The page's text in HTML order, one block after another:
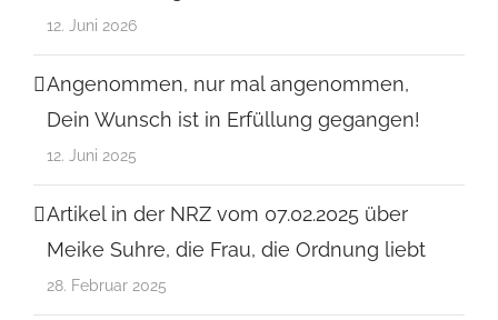
12. Juni 2026
Angenommen, nur mal angenommen,
Dein Wunsch ist in Erfüllung gegangen!
12. Juni 2025
Artikel in der NRZ vom 07.02.2025 über
Meike Suhre, die Frau, die Ordnung liebt
28. Februar 2025